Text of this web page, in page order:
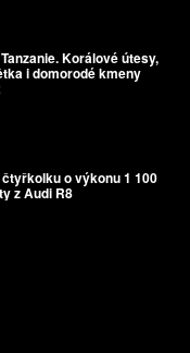
Korálové útesy,
i domorodé kmeny
o výkonu 1 100
z Audi R8